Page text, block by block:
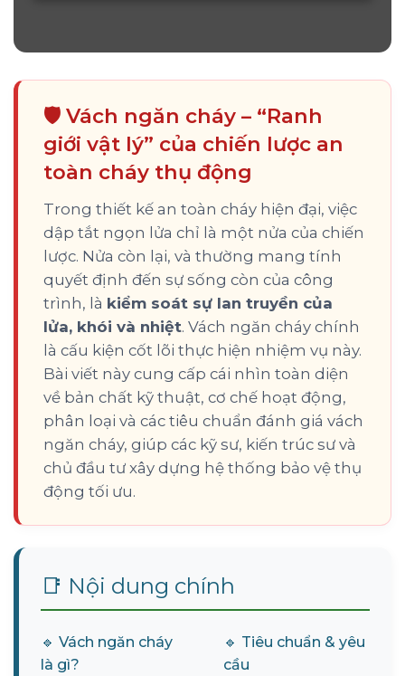
🛡️ Vách ngăn cháy – “Ranh
giới vật lý” của chiến lược an
toàn cháy thụ động
Trong thiết kế an toàn cháy hiện đại, việc
dập tắt ngọn lửa chỉ là một nửa của chiến
lược. Nửa còn lại, và thường mang tính
quyết định đến sự sống còn của công
trình, là kiểm soát sự lan truyền của
lửa, khói và nhiệt. Vách ngăn cháy chính
là cấu kiện cốt lõi thực hiện nhiệm vụ này.
Bài viết này cung cấp cái nhìn toàn diện
về bản chất kỹ thuật, cơ chế hoạt động,
phân loại và các tiêu chuẩn đánh giá vách
ngăn cháy, giúp các kỹ sư, kiến trúc sư và
chủ đầu tư xây dựng hệ thống bảo vệ thụ
động tối ưu.
📑 Nội dung chính
🔹 Vách ngăn cháy
là gì?
🔹 Tiêu chuẩn & yêu
cầu